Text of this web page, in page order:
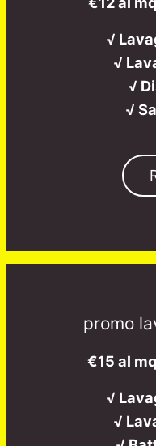
√
√
√
√
promo
€15 al
√
√